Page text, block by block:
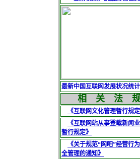
最新中国互联网发展状况统
相 关 法
《互联网文化管理暂行规定
《互联网站从事登载新闻
暂行规定》
《关于规范“网吧”经营行
全管理的通知》